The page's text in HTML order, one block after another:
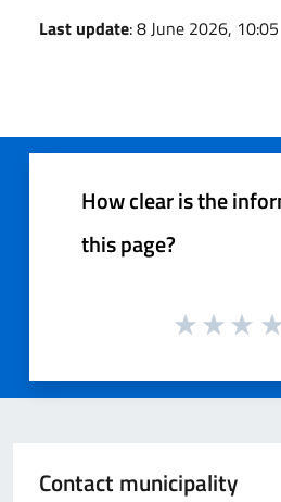
Last update: 8 June 2026, 10:05
How clear is the
this page?
Contact municipality